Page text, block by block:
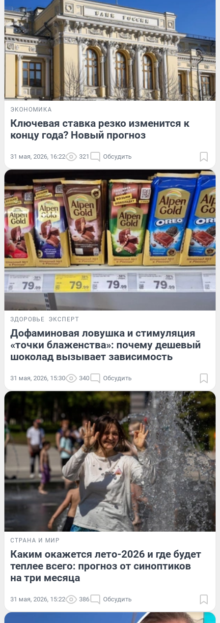
ЭКОНОМИКА
Ключевая ставка резко изменится к
концу года? Новый прогноз
31 мая, 2026, 16:22 321 Обсудить
ЗДОРОВЬЕ ЭКСПЕРТ
Дофаминовая ловушка и стимуляция
«точки блаженства»: почему дешевый
шоколад вызывает зависимость
31 мая, 2026, 15:30 340 Обсудить
СТРАНА И МИР
Каким окажется лето-2026 и где будет
теплее всего: прогноз от синоптиков
на три месяца
31 мая, 2026, 15:22 386 Обсудить